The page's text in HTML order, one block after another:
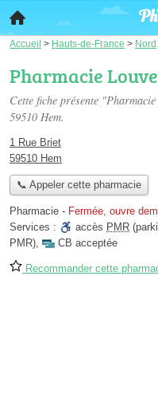
Accueil > Hauts-de-France > Nord
Pharmacie
Cette fiche présente
59510 Hem.
1 Rue Briet
59510 Hem
📞 Appeler cette pharmacie
Pharmacie - Fermée, ouvre
Services :
accès PMR
PMR), CB acceptée
Recommander cette